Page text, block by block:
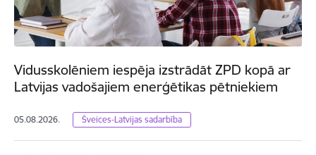
Vidusskolēniem iespēja izstrādāt ZPD kopā ar
Latvijas vadošajiem enerģētikas pētniekiem
05.08.2026. Šveices-Latvijas sadarbība